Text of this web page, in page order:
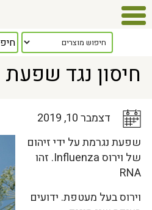
כלל המאמרים> חיסון נגד שפעת
חיסון נגד שפעת
דצמבר 10, 2019
שפעת נגרמת על ידי זיהום
של וירוס Influenza. זהו
RNA
וירוס בעל מעטפת. ידועים